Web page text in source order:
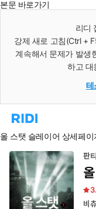
본문 바로가기
리디
강제 새로 고침(Ctrl +
계속해서 문제가 발생
하고 대
테
리
홈
로
이
동
올 스탯 슬레이어 상세페이
판
비츄